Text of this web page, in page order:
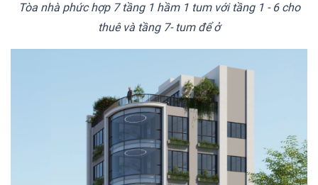
Tòa nhà phức hợp 7 tầng 1 hầm 1 tum với tầng 1 - 6 cho
thuê và tầng 7- tum để ở